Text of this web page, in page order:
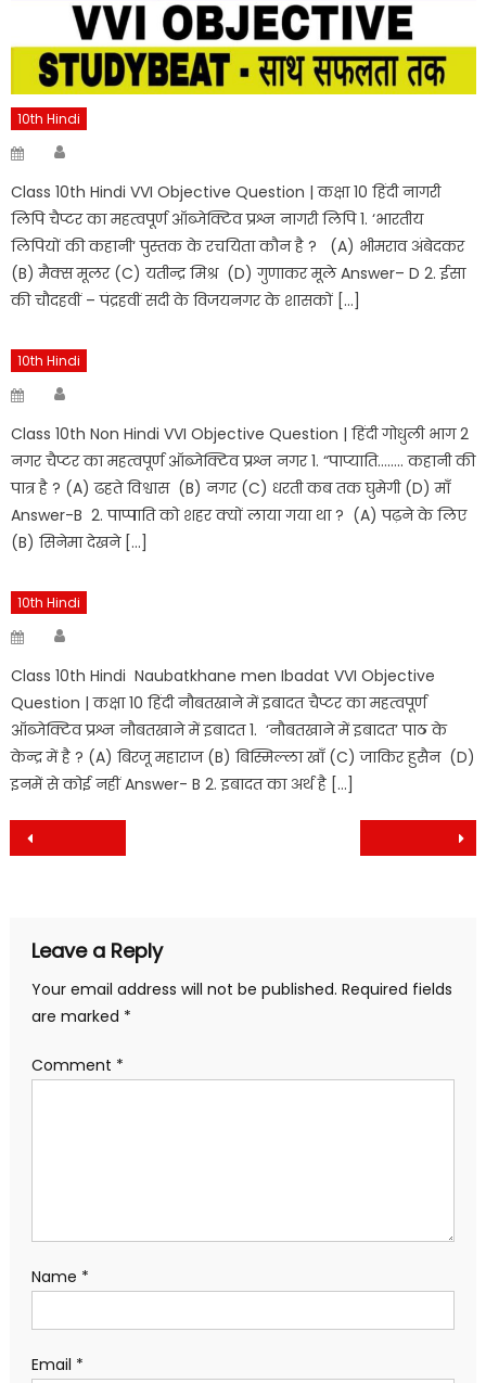
10th Hindi
Posted
Class 10th Hindi VVI Objective Question | कक्षा 10 हिंदी नागरी
लिपि चैप्टर का महत्वपूर्ण ऑब्जेक्टिव प्रश्न नागरी लिपि 1. ‘भारतीय
लिपियों की कहानी‘ पुस्तक के रचयिता कौन है ? (A) भीमराव अंबेदकर
(B) मैक्स मूलर (C) यतीन्द्र मिश्र (D) गुणाकर मूले Answer– D 2. ईसा
की चौदहवीं – पंद्रहवीं सदी के विजयनगर के शासकों […]
10th Hindi
Posted
Class 10th Non Hindi VVI Objective Question | हिंदी गोधुली भाग 2
नगर चैप्टर का महत्वपूर्ण ऑब्जेक्टिव प्रश्न नगर 1. “पाप्याति…….. कहानी की
पात्र है ? (A) ढहते विश्वास (B) नगर (C) धरती कब तक घुमेगी (D) माँ
Answer-B 2. पाप्पाति को शहर क्यों लाया गया था ? (A) पढ़ने के लिए
(B) सिनेमा देखने […]
10th Hindi
Posted
Class 10th Hindi Naubatkhane men Ibadat VVI Objective
Question | कक्षा 10 हिंदी नौबतखाने में इबादत चैप्टर का महत्वपूर्ण
ऑब्जेक्टिव प्रश्न नौबतखाने में इबादत 1. ‘नौबतखाने में इबादत’ पाठ के
केन्द्र में है ? (A) बिरजू महाराज (B) बिस्मिल्ला खाँ (C) जाकिर हुसैन (D)
इनमें से कोई नहीं Answer- B 2. इबादत का अर्थ है […]
Post
Leave a Reply
Your email address will not be published. Required fields
are marked *
Comment *
Name *
Email *